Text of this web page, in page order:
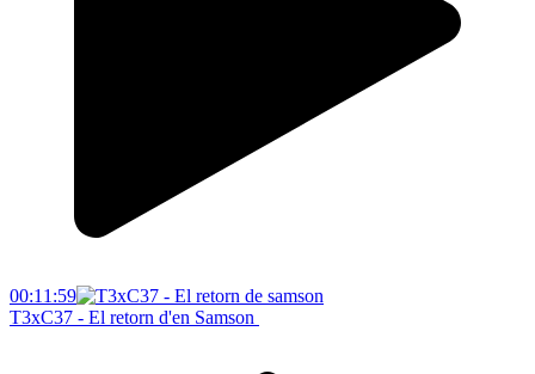
00:11:59
T3xC37 - El retorn d'en Samson